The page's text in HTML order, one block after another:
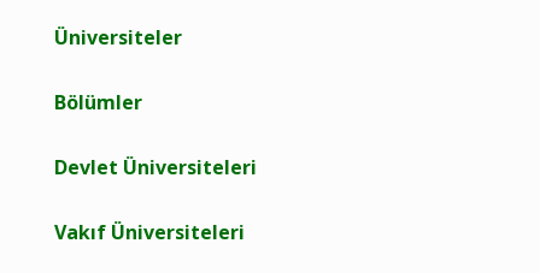
Üniversiteler
Bölümler
Devlet Üniversiteleri
Vakıf Üniversiteleri